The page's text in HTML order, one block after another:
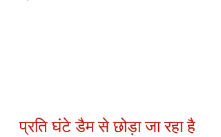
प्रति घंटे डैम से छोड़ा जा रहा है